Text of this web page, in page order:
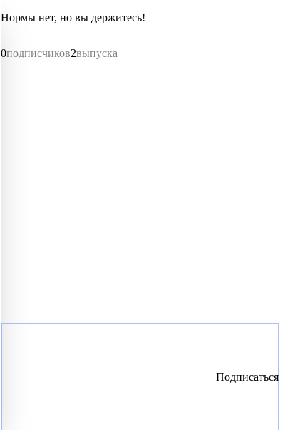
Нормы нет, но вы держитесь!
0подписчиков2выпуска
Подписаться